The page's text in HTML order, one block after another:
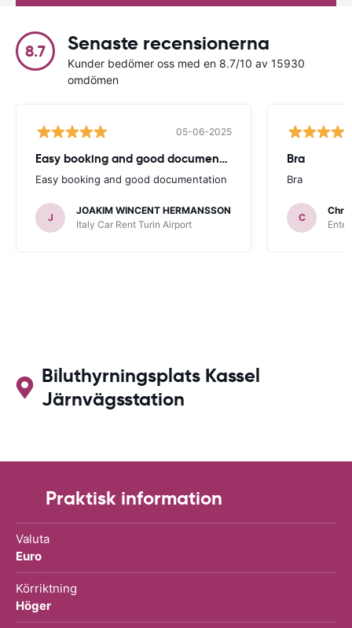
8.7 Senaste recensionerna
Kunder bedömer oss med en 8.7/10 av 15930
omdömen
05-06-2025
Easy booking and good documentation
Easy booking and good documentation
J
JOAKIM WINCENT HERMANSSON
Italy Car Rent Turin Airport
Bra
Bra
C
Biluthyrningsplats Kassel
Järnvägsstation
Praktisk information
Valuta
Euro
Körriktning
Höger